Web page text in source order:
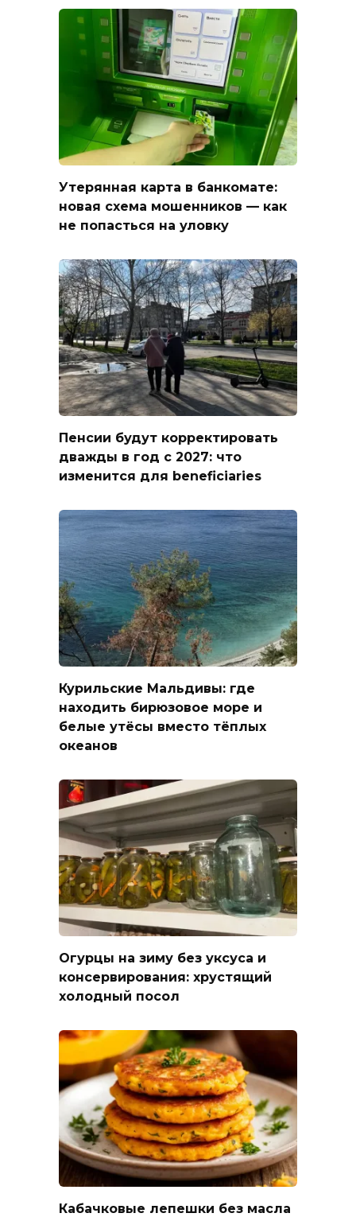
Утерянная карта в банкомате:
новая схема мошенников — как
не попасться на уловку
Пенсии будут корректировать
дважды в год с 2027: что
изменится для beneficiaries
Курильские Мальдивы: где
находить бирюзовое море и
белые утёсы вместо тёплых
океанов
Огурцы на зиму без уксуса и
консервирования: хрустящий
холодный посол
Кабачковые лепешки без масла